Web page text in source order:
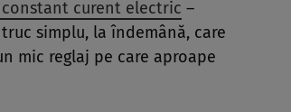
constant curent electric –
simplu, la îndemână, care
mic reglaj pe care aproape